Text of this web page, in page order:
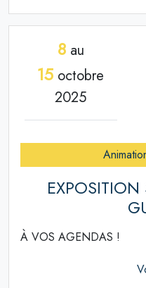
8au
15 octobre
2025
À VOS AGENDAS !